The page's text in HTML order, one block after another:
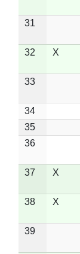
31
32 X
33
34
35
36
37 X
38 X
39